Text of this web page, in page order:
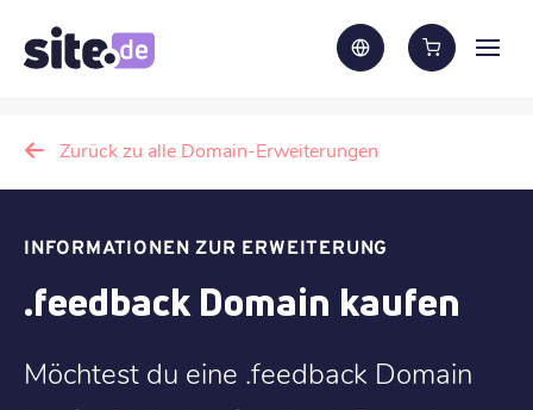
Zurück zu alle Domain-Erweiterungen
INFORMATIONEN ZUR ERWEITERUNG
.feedback Domain kaufen
Möchtest du eine .feedback Domain